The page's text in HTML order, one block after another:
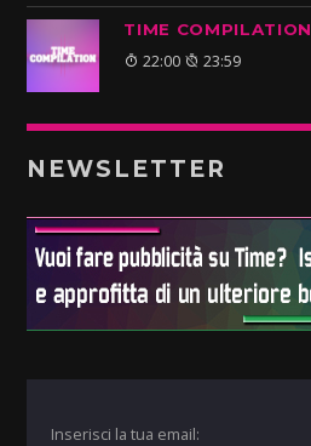
TIME COMPILATION
22:00 23:59
NEWSLETTER
Inserisci la tua email: